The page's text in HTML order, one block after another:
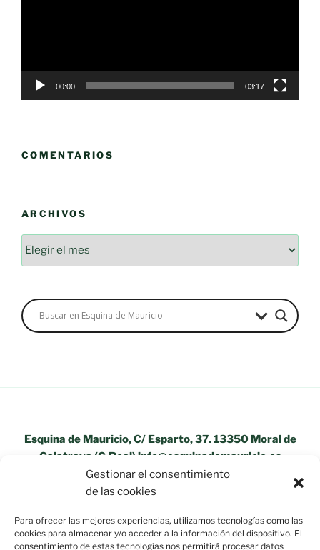
Gestionar el consentimiento
de las cookies
Para ofrecer las mejores experiencias, utilizamos tecnologías como las
cookies para almacenar y/o acceder a la información del dispositivo. El
consentimiento de estas tecnologías nos permitirá procesar datos
00:00 03:17
COMENTARIOS
ARCHIVOS
Esquina de Mauricio, C/ Esparto, 37. 13350 Moral de
Calatrava (C.Real) info@esquinademauricio.es
«Aviso Legal»